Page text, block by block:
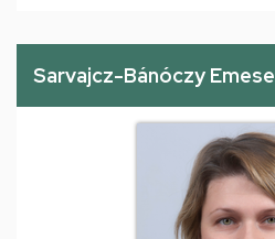
Sarvajcz-Bánóczy Emese